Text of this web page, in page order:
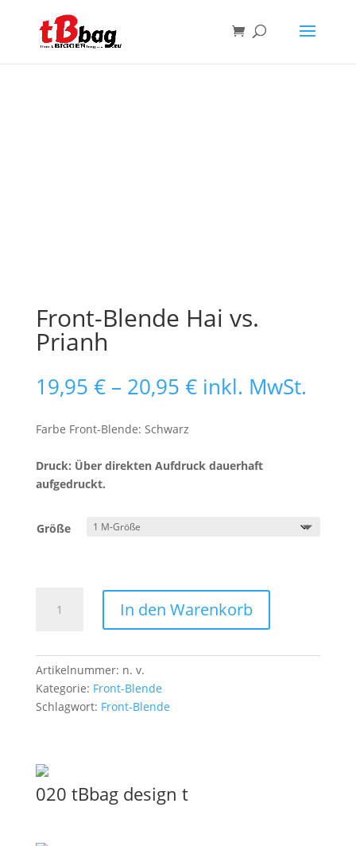
Front-Blende Hai vs.
Prianh
19,95 € – 20,95 €Preisspanne:
19,95 €
inkl. MwSt.
Farbe Front-Blende: Schwarz
Druck: Über direkten Aufdruck dauerhaft
aufgedruckt.
Größe
Blende
Prianh
Menge
In den Warenkorb
Artikelnummer: n. v.
Kategorie: Front-Blende
Schlagwort: Front-Blende
020 tBbag design t